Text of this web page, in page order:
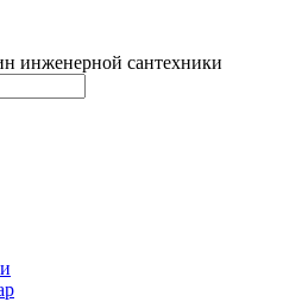
инженерной сантехники